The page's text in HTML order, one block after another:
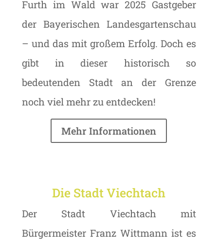
Furth im Wald war 2025 Gastgeber
der Bayerischen Landesgartenschau
– und das mit großem Erfolg. Doch es
gibt in dieser historisch so
bedeutenden Stadt an der Grenze
noch viel mehr zu entdecken!
Mehr Informationen
Die Stadt Viechtach
Der Stadt Viechtach mit
Bürgermeister Franz Wittmann ist es